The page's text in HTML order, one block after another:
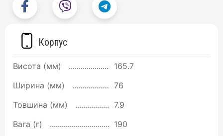
Корпус
Висота (мм)
165.7
Ширина (мм)
76
Товшина (мм)
7.9
Вага (г)
190